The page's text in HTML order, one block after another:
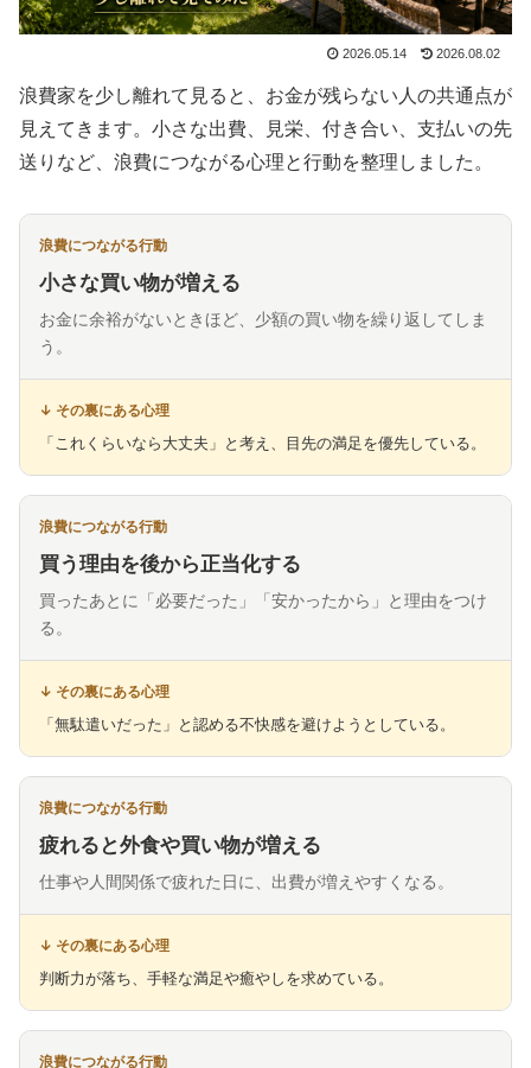
2026.05.14 2026.08.02
浪費家を少し離れて見ると、お金が残らない人の共通点が
見えてきます。小さな出費、見栄、付き合い、支払いの先
送りなど、浪費につながる心理と行動を整理しました。
小さな買い物が増える
お金に余裕がないときほど、少額の買い物を繰り返してしま
う。
「これくらいなら大丈夫」と考え、目先の満足を優先している。
買う理由を後から正当化する
買ったあとに「必要だった」「安かったから」と理由をつけ
る。
「無駄遣いだった」と認める不快感を避けようとしている。
疲れると外食や買い物が増える
仕事や人間関係で疲れた日に、出費が増えやすくなる。
判断力が落ち、手軽な満足や癒やしを求めている。